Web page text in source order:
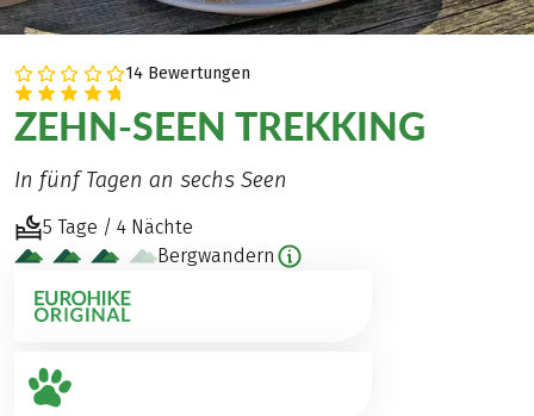
14 Bewertungen
ZEHN-SEEN TREKKING
In fünf Tagen an sechs Seen
5 Tage / 4 Nächte
Bergwandern